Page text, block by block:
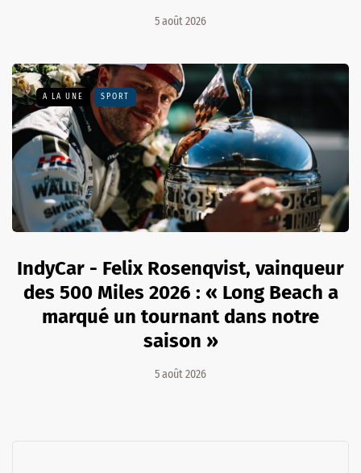
5 août 2026
A LA UNE SPORT
IndyCar - Felix Rosenqvist, vainqueur
des 500 Miles 2026 : « Long Beach a
marqué un tournant dans notre
saison »
5 août 2026